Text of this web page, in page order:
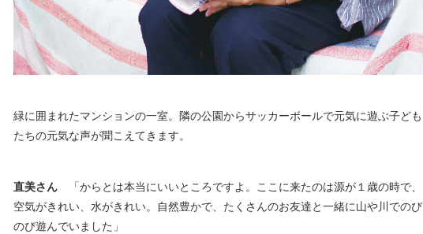
緑に囲まれたマンションの一室。隣の公園からサッカーボールで元気に遊ぶ子ども
たちの元気な声が聞こえてきます。
直美さん
「からとは本当にいいところですよ。ここに来たのは源が１歳の時で、
空気がきれい、水がきれい。自然豊かで、たくさんのお友達と一緒に山や川でのび
のび遊んでいました」